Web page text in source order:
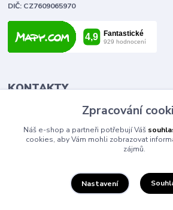
DIČ: CZ7609065970
KONTAKTY
Tomáš Vlček
+420 702 090 443
volejte od 9,00 - 20,00 hod
info@elektromaterial.cz
Zpracování
Náš e-shop a partneři potřebují Váš
cookies, aby Vám mohli zobrazovat
zájmů.
Nastavení